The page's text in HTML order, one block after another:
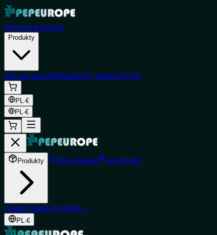
Strona główna
Produkty
Jak używaćKalkulatorO nasKontakt
PL·€
PL·€
Produkty Jak używać Kontakt
Znajdź swój produkt →
PL·€